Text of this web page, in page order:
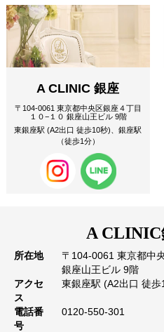
A CLINIC 銀座
〒104-0061 東京都中央区銀座４丁目
１０−１０ 銀座山王ビル 9階
東銀座駅 (A2出口 徒歩10秒)、銀座駅
（徒歩1分）
A CLINIC
所在地
〒104-0061 東京都中
銀座山王ビル 9階
アクセ
ス
東銀座駅 (A2出口 徒歩
電話番
号
0120-550-301